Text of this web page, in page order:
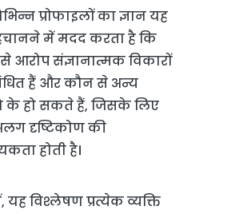
प्रोफाइलों का ज्ञान यह
में मदद करता है कि
आरोप संज्ञानात्मक विकारों
हैं और कौन से अन्य
के हो सकते हैं, जिसके लिए
दृष्टिकोण की
होती है।
यह विश्लेषण प्रत्येक व्यक्ति